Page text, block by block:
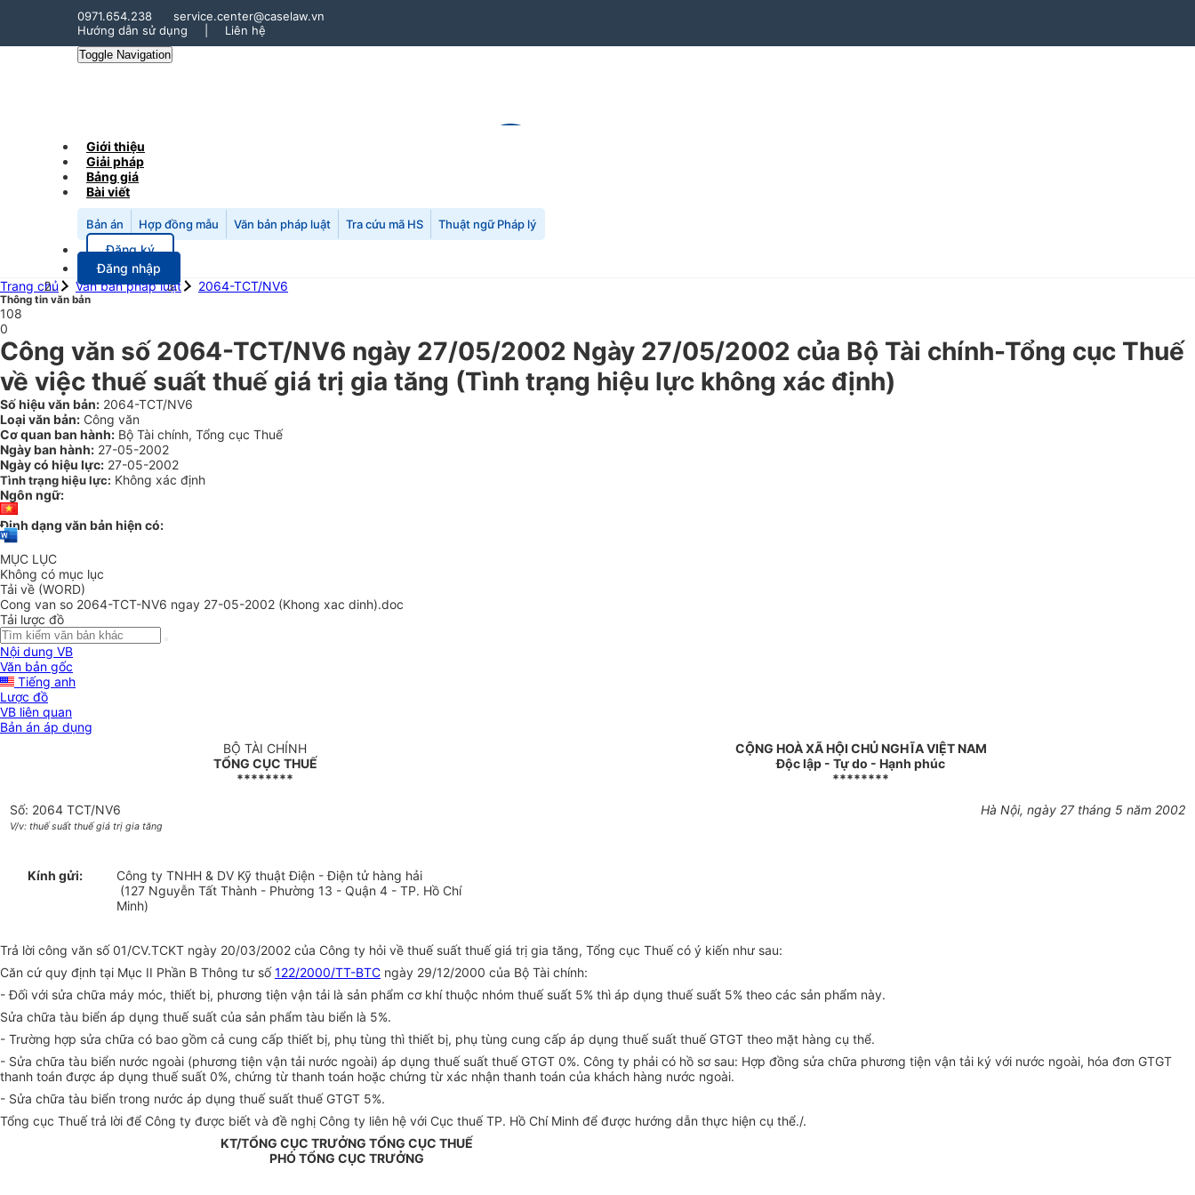
0971.654.238
service.center@caselaw.vn
Hướng dẫn sử dụng
Liên hệ
Toggle Navigation
Giới thiệu
Giải pháp
Bảng giá
Bài viết
Bản án Hợp đồng mẫu Văn bản pháp luật Tra cứu mã HS Thuật ngữ Pháp lý
Đăng ký
Đăng nhập
Trang chủ
Văn bản pháp luật 2064-TCT/NV6
Thông tin văn bản
108
0
Công văn số 2064-TCT/NV6 ngày 27/05/2002 Ngày 27/05/2002 của Bộ Tài chính-Tổng cục Thuế
về việc thuế suất thuế giá trị gia tăng (Tình trạng hiệu lực không xác định)
Số hiệu văn bản: 2064-TCT/NV6
Loại văn bản: Công văn
Cơ quan ban hành: Bộ Tài chính, Tổng cục Thuế
Ngày ban hành: 27-05-2002
Ngày có hiệu lực: 27-05-2002
Tình trạng hiệu lực: Không xác định
Ngôn ngữ:
Định dạng văn bản hiện có:
MỤC LỤC
Không có mục lục
Tải về (WORD)
Cong van so 2064-TCT-NV6 ngay 27-05-2002 (Khong xac dinh).doc
Tải lược đồ
Nội dung VB
Văn bản gốc
Tiếng anh
Lược đồ
VB liên quan
Bản án áp dụng
BỘ TÀI CHÍNH
TỔNG CỤC THUẾ
********
CỘNG HOÀ XÃ HỘI CHỦ NGHĨA VIỆT NAM
Độc lập - Tự do - Hạnh phúc
********
Số: 2064 TCT/NV6
V/v: thuế suất thuế giá trị gia tăng
Hà Nội, ngày 27 tháng 5 năm 2002
Kính gửi:
Công ty TNHH & DV Kỹ thuật Điện - Điện tử hàng hải
(127 Nguyễn Tất Thành - Phường 13 - Quận 4 - TP. Hồ Chí
Minh)
Trả lời công văn số 01/CV.TCKT ngày 20/03/2002 của Công ty hỏi về thuế suất thuế giá trị gia tăng, Tổng cục Thuế có ý kiến như sau:
Căn cứ quy định tại Mục II Phần B Thông tư số122/2000/TT-BTC ngày 29/12/2000 của Bộ Tài chính:
- Đối với sửa chữa máy móc, thiết bị, phương tiện vận tải là sản phẩm cơ khí thuộc nhóm thuế suất 5% thì áp dụng thuế suất 5% theo các sản phẩm này.
Sửa chữa tàu biển áp dụng thuế suất của sản phẩm tàu biển là 5%.
- Trường hợp sửa chữa có bao gồm cả cung cấp thiết bị, phụ tùng thì thiết bị, phụ tùng cung cấp áp dụng thuế suất thuế GTGT theo mặt hàng cụ thể.
- Sửa chữa tàu biển nước ngoài (phương tiện vận tải nước ngoài) áp dụng thuế suất thuế GTGT 0%. Công ty phải có hồ sơ sau: Hợp đồng sửa chữa phương tiện vận tải ký với nước ngoài, hóa đơn GTGT
thanh toán được áp dụng thuế suất 0%, chứng từ thanh toán hoặc chứng từ xác nhận thanh toán của khách hàng nước ngoài.
- Sửa chữa tàu biển trong nước áp dụng thuế suất thuế GTGT 5%.
Tổng cục Thuế trả lời để Công ty được biết và đề nghị Công ty liên hệ với Cục thuế TP. Hồ Chí Minh để được hướng dẫn thực hiện cụ thể./.
KT/TỔNG CỤC TRƯỞNG TỔNG CỤC THUẾ
PHÓ TỔNG CỤC TRƯỞNG